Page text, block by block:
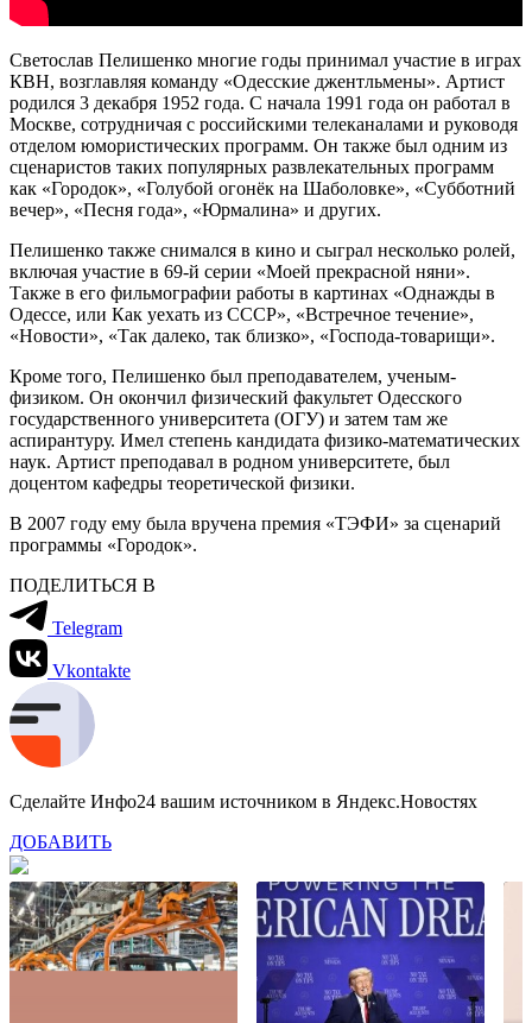
Светослав Пелишенко многие годы принимал участие в играх
КВН, возглавляя команду «Одесские джентльмены». Артист
родился 3 декабря 1952 года. С начала 1991 года он работал в
Москве, сотрудничая с российскими телеканалами и руководя
отделом юмористических программ. Он также был одним из
сценаристов таких популярных развлекательных программ
как «Городок», «Голубой огонёк на Шаболовке», «Субботний
вечер», «Песня года», «Юрмалина» и других.
Пелишенко также снимался в кино и сыграл несколько ролей,
включая участие в 69-й серии «Моей прекрасной няни».
Также в его фильмографии работы в картинах «Однажды в
Одессе, или Как уехать из СССР», «Встречное течение»,
«Новости», «Так далеко, так близко», «Господа-товарищи».
Кроме того, Пелишенко был преподавателем, ученым-
физиком. Он окончил физический факультет Одесского
государственного университета (ОГУ) и затем там же
аспирантуру. Имел степень кандидата физико-математических
наук. Артист преподавал в родном университете, был
доцентом кафедры теоретической физики.
В 2007 году ему была вручена премия «ТЭФИ» за сценарий
программы «Городок».
ПОДЕЛИТЬСЯ В
Telegram
Vkontakte
Сделайте Инфо24 вашим источником в Яндекс.Новостях
ДОБАВИТЬ